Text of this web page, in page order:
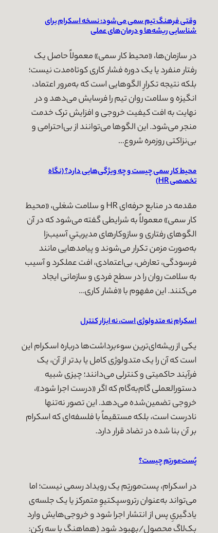
وقتی فرهنگ تیم سمی می‌شود: نسخه اسکرام برای
شناسایی ریشه‌ها و درمان‌های عملی
در سازمان‌ها، «محیط کار سمی» معمولاً حاصل یک
رفتار منفرد یا یک دوره فشار کاری کوتاه‌مدت نیست؛
بلکه نتیجه تکرارِ الگوهایی است که به‌مرور اعتماد،
انگیزه و سلامت روان تیم را فرسایش می‌دهد و در
نهایت به افت کیفیت خروجی و افزایش ترک خدمت
منجر می‌شود. این الگوها می‌توانند از بی‌احترامی و
بی‌نزاکتی روزمره شروع…
محیط کار سمی چیست و چه ویژگی‌هایی دارد؟ (نگاه
تخصصی HR)
مقدمه در منابع حرفه‌ای HR و سلامت شغلی، «محیط
کار سمی» معمولاً به شرایطی گفته می‌شود که در آن
الگوهای رفتاری و سازوکارهای مدیریتیِ آسیب‌زا
به‌صورت مزمن تکرار می‌شوند و پیامدهایی مانند
فرسودگی، تعارض، بی‌اعتمادی، افت عملکرد و آسیب
به سلامت روان را در سطح فردی و سازمانی ایجاد
می‌کنند. این مفهوم با «فشار کاری…
اسکرام نه متدولوژی است، نه ابزار کنترل
یکی از ریشه‌ای‌ترین سوءبرداشت‌ها درباره اسکرام این
است که آن را یک متدولوژی کامل یا بدتر از آن، یک
فرآیند حاکمیتی و کنترلی می‌دانند؛ چیزی شبیه
دستورالعملی گام‌به‌گام که اگر «درست اجرا شود»،
خروجی تضمین‌شده می‌دهد. این تصور نه‌تنها
نادرست است، بلکه مستقیماً با فلسفه‌ای که اسکرام
بر آن بنا شده در تضاد قرار دارد.
پُست‌مورتِم چیست؟
در اسکرام، پست‌مورتِم یک رویداد رسمی نیست؛ اما
می‌تواند به‌عنوان رتروسپکتیوِ متمرکز یا یک جلسه‌ی
یادگیریِ پس از انتشار اجرا شود و خروجی‌هایش وارد
بک‌لاگ محصول/بهبود شود (هماهنگ با سه رکن: